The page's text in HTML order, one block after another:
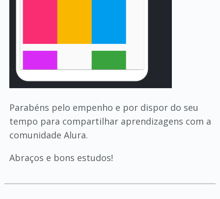
Parabéns pelo empenho e por dispor do seu
tempo para compartilhar aprendizagens com a
comunidade Alura.
Abraços e bons estudos!